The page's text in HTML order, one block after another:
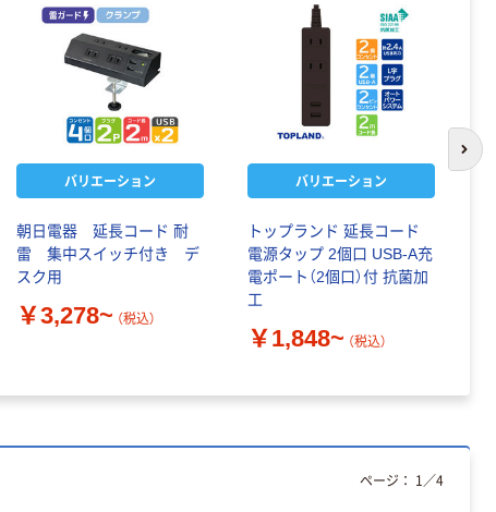
バリエーション
朝日電器 延長コード 耐
雷 集中スイッチ付き デ
スク用
￥3,278~ （税込）
バリエーション
トップランド 延長コード
電源タップ 2個口 USB-A充
電ポート（2個口）付 抗菌加
工
￥1,848~ （税込）
次
ページ： 1 ／4